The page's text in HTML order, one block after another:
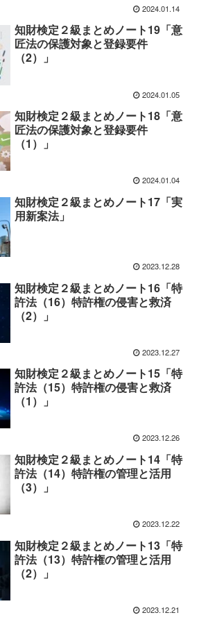
2024.01.14
知財検定２級まとめノート19「意
匠法の保護対象と登録要件
（2）」
2024.01.05
知財検定２級まとめノート18「意
匠法の保護対象と登録要件
（1）」
2024.01.04
知財検定２級まとめノート17「実
用新案法」
2023.12.28
知財検定２級まとめノート16「特
許法（16）特許権の侵害と救済
（2）」
2023.12.27
知財検定２級まとめノート15「特
許法（15）特許権の侵害と救済
（1）」
2023.12.26
知財検定２級まとめノート14「特
許法（14）特許権の管理と活用
（3）」
2023.12.22
知財検定２級まとめノート13「特
許法（13）特許権の管理と活用
（2）」
2023.12.21